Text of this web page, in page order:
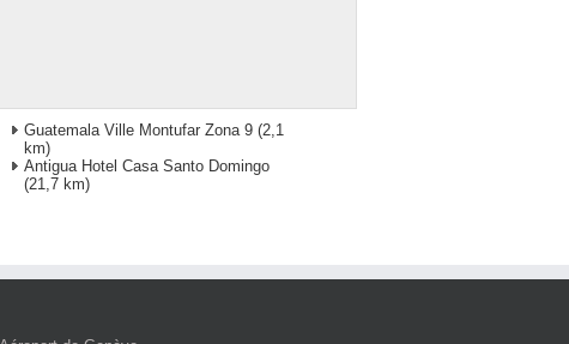
Guatemala Ville Montufar Zona 9 (2,1
km)
Antigua Hotel Casa Santo Domingo
(21,7 km)